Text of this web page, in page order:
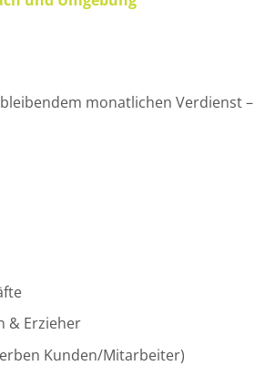
monatlichen Verdienst
& Erzieher
Kunden/Mitarbeiter)